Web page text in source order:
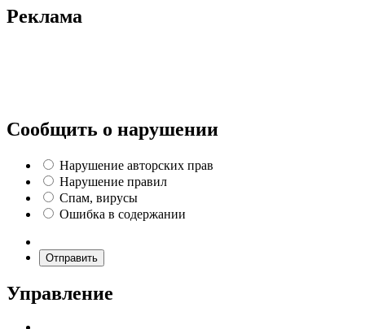
Реклама
Сообщить о нарушении
Нарушение авторских прав
Нарушение правил
Спам, вирусы
Ошибка в содержании
Отправить
Управление